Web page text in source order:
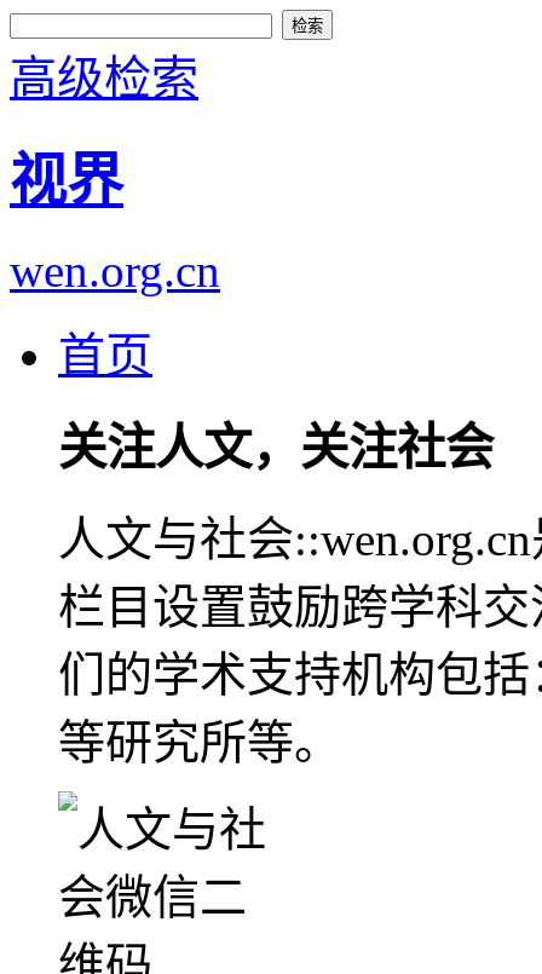
高级检索
视界
wen.org.cn
首页
关注人文，关注社会
人文与社会
栏目设置鼓励跨学科
们的学术支持机构包
等研究所等。